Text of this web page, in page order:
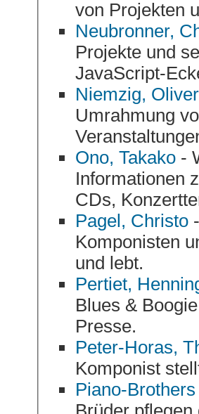
Neubronner,
Projekte und seine CDs vor. Mit
Niemzig, Oliver
Umrahmung von privaten und
Ono, Takako-
Informationen
CDs,
Pagel, Christo-
Komponisten und Pianisten Christo P, der in Berlin arbeitet
und lebt.
Pertiet,
Blues &
Presse.
Peter-Horas,
Komponist
Piano-